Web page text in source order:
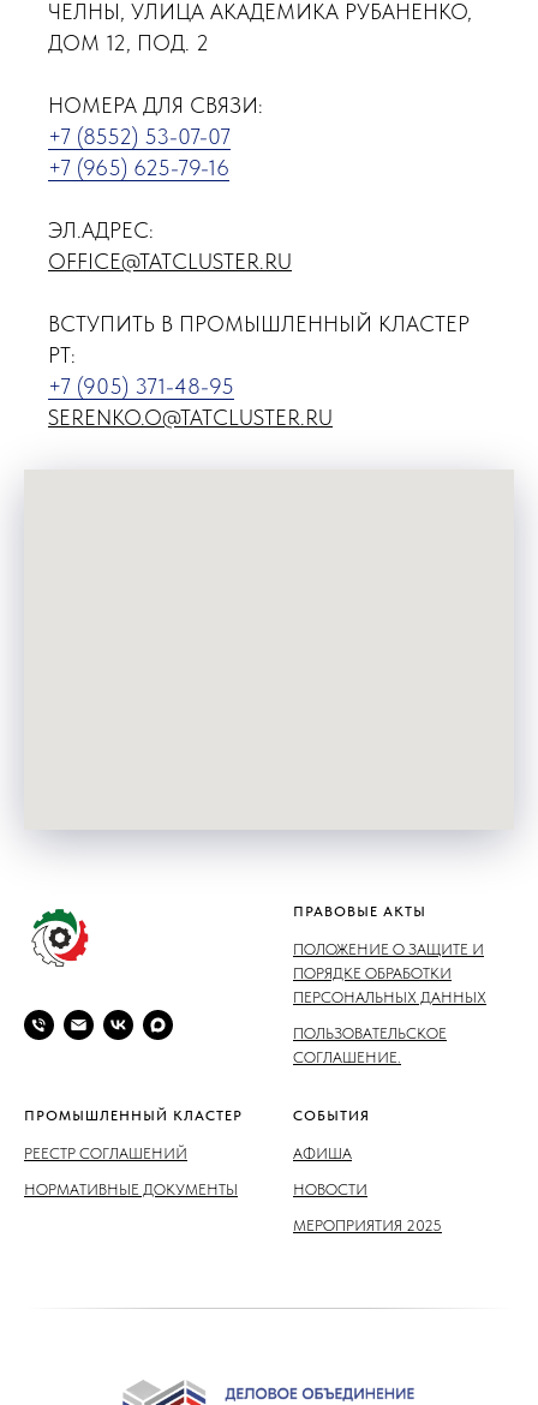
ЧЕЛНЫ, УЛИЦА АКАДЕМИКА РУБАНЕНКО,
ДОМ 12, ПОД. 2
НОМЕРА ДЛЯ СВЯЗИ:
+7 (8552) 53-07-07
+7 (965) 625-79-16
ЭЛ.АДРЕС:
OFFICE@TATCLUSTER.RU
ВСТУПИТЬ В ПРОМЫШЛЕННЫЙ КЛАСТЕР
РТ:
+7 (905) 371-48-95
SERENKO.O@TATCLUSTER.RU
ПРАВОВЫЕ АКТЫ
ПОЛОЖЕНИЕ О ЗАЩИТЕ И
ПОРЯДКЕ ОБРАБОТКИ
ПЕРСОНАЛЬНЫХ ДАННЫХ
ПОЛЬЗОВАТЕЛЬСКОЕ
СОГЛАШЕНИЕ.
ПРОМЫШЛЕННЫЙ КЛАСТЕР
РЕЕСТР СОГЛАШЕНИЙ
НОРМАТИВНЫЕ ДОКУМЕНТЫ
СОБЫТИЯ
АФИША
НОВОСТИ
МЕРОПРИЯТИЯ 2025